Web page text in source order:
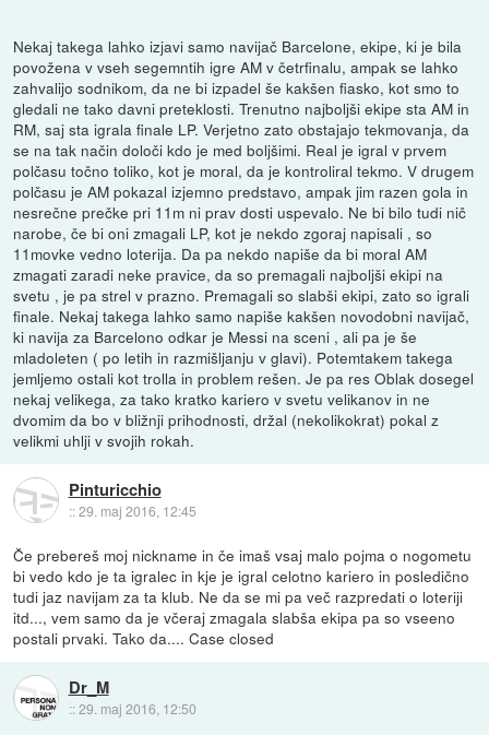
Nekaj takega lahko izjavi samo navijač Barcelone, ekipe, ki je bila
povožena v vseh segemntih igre AM v četrfinalu, ampak se lahko
zahvalijo sodnikom, da ne bi izpadel še kakšen fiasko, kot smo to
gledali ne tako davni preteklosti. Trenutno najboljši ekipe sta AM in
RM, saj sta igrala finale LP. Verjetno zato obstajajo tekmovanja, da
se na tak način določi kdo je med boljšimi. Real je igral v prvem
polčasu točno toliko, kot je moral, da je kontroliral tekmo. V drugem
polčasu je AM pokazal izjemno predstavo, ampak jim razen gola in
nesrečne prečke pri 11m ni prav dosti uspevalo. Ne bi bilo tudi nič
narobe, če bi oni zmagali LP, kot je nekdo zgoraj napisali , so
11movke vedno loterija. Da pa nekdo napiše da bi moral AM
zmagati zaradi neke pravice, da so premagali najboljši ekipi na
svetu , je pa strel v prazno. Premagali so slabši ekipi, zato so igrali
finale. Nekaj takega lahko samo napiše kakšen novodobni navijač,
ki navija za Barcelono odkar je Messi na sceni , ali pa je še
mladoleten ( po letih in razmišljanju v glavi). Potemtakem takega
jemljemo ostali kot trolla in problem rešen. Je pa res Oblak dosegel
nekaj velikega, za tako kratko kariero v svetu velikanov in ne
dvomim da bo v bližnji prihodnosti, držal (nekolikokrat) pokal z
velikmi uhlji v svojih rokah.
Pinturicchio
::29. maj 2016, 12:45
Če prebereš moj nickname in če imaš vsaj malo pojma o nogometu
bi vedo kdo je ta igralec in kje je igral celotno kariero in posledično
tudi jaz navijam za ta klub. Ne da se mi pa več razpredati o loteriji
itd..., vem samo da je včeraj zmagala slabša ekipa pa so vseeno
postali prvaki. Tako da.... Case closed
Dr_M
::29. maj 2016, 12:50